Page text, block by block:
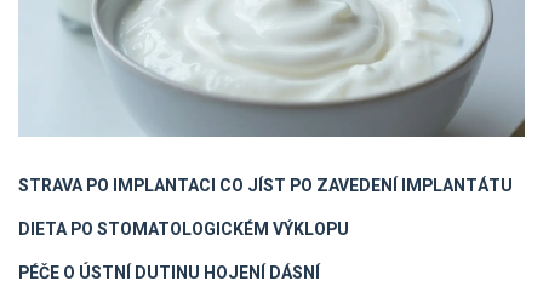
STRAVA PO IMPLANTACI CO JÍST PO ZAVEDENÍ IMPLANTÁTU
DIETA PO STOMATOLOGICKÉM VÝKLOPU
PÉČE O ÚSTNÍ DUTINU HOJENÍ DÁSNÍ